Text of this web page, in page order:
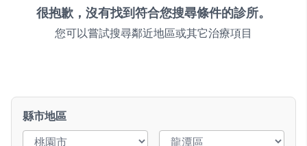
很抱歉，沒有找到符合您搜尋條件的診所。
您可以嘗試搜尋鄰近地區或其它治療項目
縣市地區